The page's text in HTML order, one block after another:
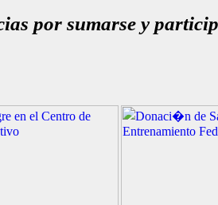
por sumarse y